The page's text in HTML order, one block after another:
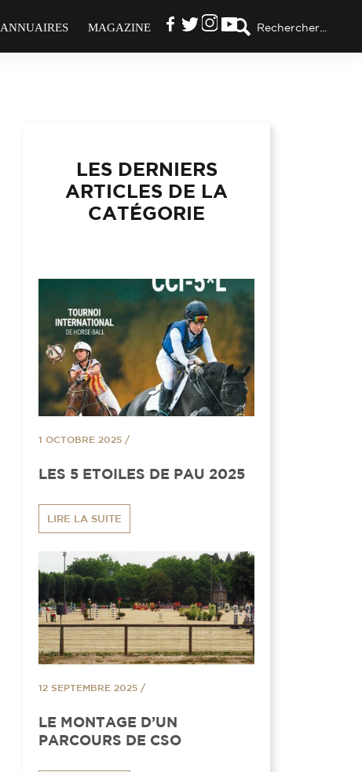
Rechercher...
ANNUAIRES MAGAZINE
LES DERNIERS
ARTICLES DE LA
CATÉGORIE
1 OCTOBRE 2025 /
LES 5 ETOILES DE PAU 2025
LIRE LA SUITE
12 SEPTEMBRE 2025 /
LE MONTAGE D’UN
PARCOURS DE CSO